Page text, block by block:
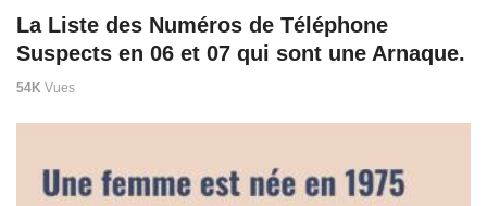
La Liste des Numéros de Téléphone
Suspects en 06 et 07 qui sont une Arnaque.
54K Vues